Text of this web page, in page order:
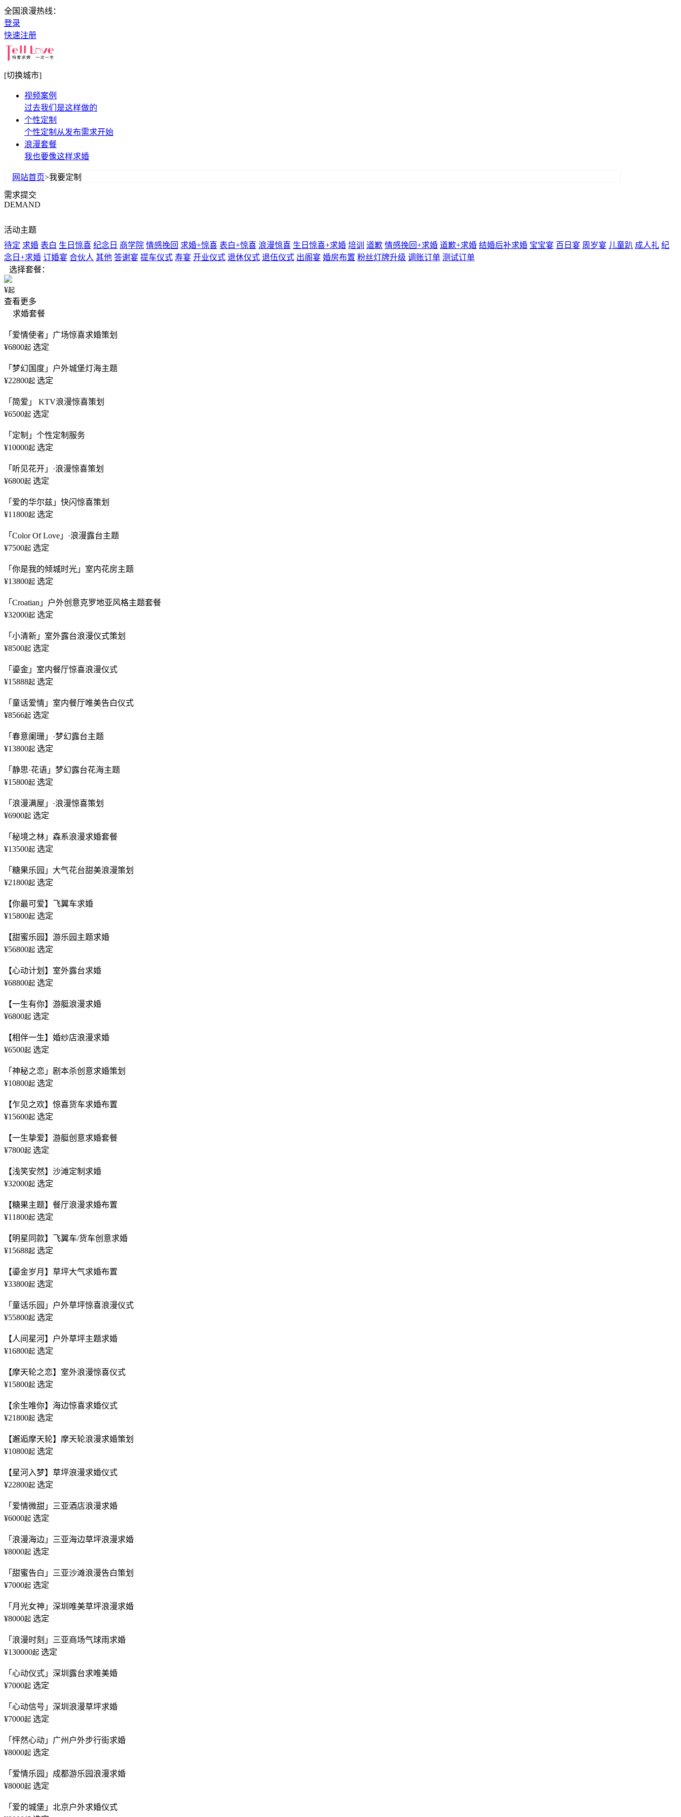
全国浪漫热线：
登录
快速注册
[切换城市]
视频案例
过去我们是这样做的
个性定制
个性定制从发布需求开始
浪漫套餐
我也要像这样求婚
网站首页>我要定制
需求提交
DEMAND
活动主题
待定 求婚 表白 生日惊喜 纪念日 商学院 情感挽回 求婚+惊喜 表白+惊喜 浪漫惊喜 生日惊喜+求婚 培训 道歉 情感挽回+求婚 道歉+求婚 结婚后补求婚 宝宝宴 百日宴 周岁宴 儿童趴 成人礼 纪
念日+求婚 订婚宴 合伙人 其他 答谢宴 提车仪式 寿宴 开业仪式 退休仪式 退伍仪式 出阁宴 婚房布置 粉丝灯牌升级 调账订单 测试订单
选择套餐：
¥起
查看更多
求婚套餐
「爱情使者」广场惊喜求婚策划
¥6800起 选定
「梦幻国度」户外城堡灯海主题
¥22800起 选定
「简爱」 KTV浪漫惊喜策划
¥6500起 选定
「定制」个性定制服务
¥10000起 选定
「听见花开」·浪漫惊喜策划
¥6800起 选定
「爱的华尔兹」快闪惊喜策划
¥11800起 选定
「Color Of Love」·浪漫露台主题
¥7500起 选定
「你是我的倾城时光」室内花房主题
¥13800起 选定
「Croatian」户外创意克罗地亚风格主题套餐
¥32000起 选定
「小清新」室外露台浪漫仪式策划
¥8500起 选定
「鎏金」室内餐厅惊喜浪漫仪式
¥15888起 选定
「童话爱情」室内餐厅唯美告白仪式
¥8566起 选定
「春意阑珊」·梦幻露台主题
¥13800起 选定
「静思·花语」梦幻露台花海主题
¥15800起 选定
「浪漫满屋」·浪漫惊喜策划
¥6900起 选定
「秘境之林」森系浪漫求婚套餐
¥13500起 选定
「糖果乐园」大气花台甜美浪漫策划
¥21800起 选定
【你最可爱】飞翼车求婚
¥15800起 选定
【甜蜜乐园】游乐园主题求婚
¥56800起 选定
【心动计划】室外露台求婚
¥68800起 选定
【一生有你】游艇浪漫求婚
¥6800起 选定
【相伴一生】婚纱店浪漫求婚
¥6500起 选定
「神秘之恋」剧本杀创意求婚策划
¥10800起 选定
【乍见之欢】惊喜货车求婚布置
¥15600起 选定
【一生挚爱】游艇创意求婚套餐
¥7800起 选定
【浅笑安然】沙滩定制求婚
¥32000起 选定
【糖果主题】餐厅浪漫求婚布置
¥11800起 选定
【明星同款】飞翼车/货车创意求婚
¥15688起 选定
【鎏金岁月】草坪大气求婚布置
¥33800起 选定
「童话乐园」户外草坪惊喜浪漫仪式
¥55800起 选定
【人间星河】户外草坪主题求婚
¥16800起 选定
【摩天轮之恋】室外浪漫惊喜仪式
¥15800起 选定
【余生唯你】海边惊喜求婚仪式
¥21800起 选定
【邂逅摩天轮】摩天轮浪漫求婚策划
¥10800起 选定
【星河入梦】草坪浪漫求婚仪式
¥22800起 选定
「爱情微甜」三亚酒店浪漫求婚
¥6000起 选定
「浪漫海边」三亚海边草坪浪漫求婚
¥8000起 选定
「甜蜜告白」三亚沙滩浪漫告白策划
¥7000起 选定
「月光女神」深圳唯美草坪浪漫求婚
¥8000起 选定
「浪漫时刻」三亚商场气球雨求婚
¥130000起 选定
「心动仪式」深圳露台求唯美婚
¥7000起 选定
「心动信号」深圳浪漫草坪求婚
¥7000起 选定
「怦然心动」广州户外步行街求婚
¥8000起 选定
「爱情乐园」成都游乐园浪漫求婚
¥8000起 选定
「爱的城堡」北京户外求婚仪式